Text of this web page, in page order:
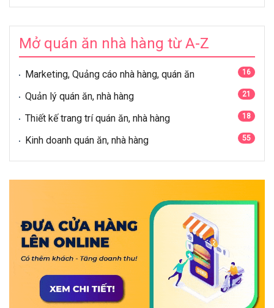
Mở quán ăn nhà hàng từ A-Z
Marketing, Quảng cáo nhà hàng, quán ăn 16
Quản lý quán ăn, nhà hàng 21
Thiết kế trang trí quán ăn, nhà hàng 18
Kinh doanh quán ăn, nhà hàng 55